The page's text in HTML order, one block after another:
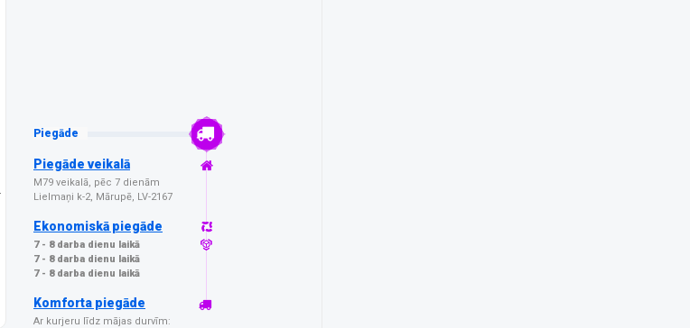
Piegāde
Piegāde veikalā
M79 veikalā, pēc 7 dienām
Lielmaņi k-2, Mārupē, LV-2167
Ekonomiskā piegāde
7 - 8 darba dienu laikā
7 - 8 darba dienu laikā
7 - 8 darba dienu laikā
Komforta piegāde
Ar kurjeru līdz mājas durvīm: